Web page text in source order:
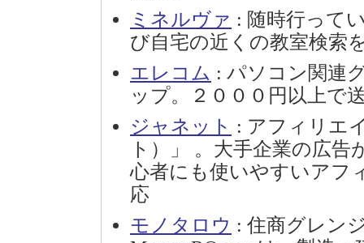
ミネルヴァ : 随時行って
び自宅の近くの教室検索
エレコム : パソコン関連
ップ。２０００円以上で
ジャネット : アフィリエ
ト）」 。大手企業の広
心者にも使いやすいアフ
応
モノタロウ : 住商グレン